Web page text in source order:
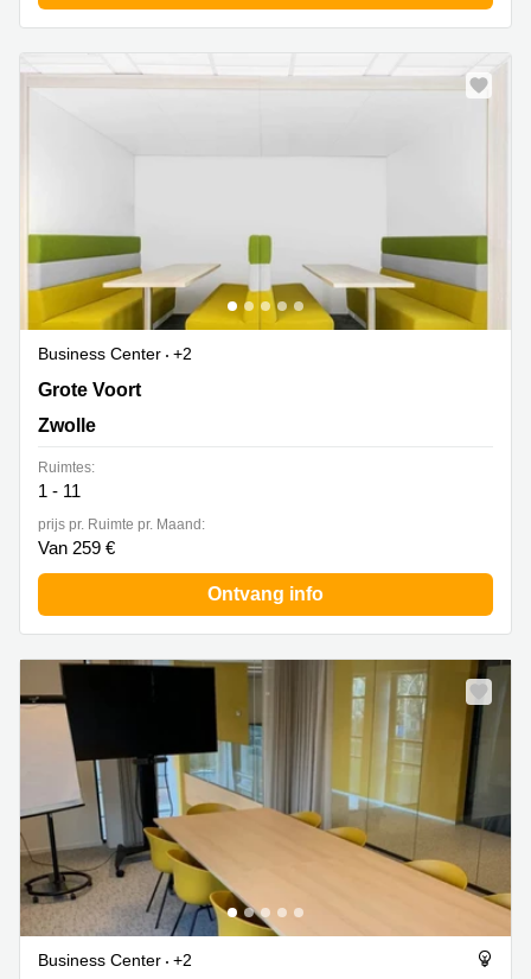
Business Center
+2
Grote Voort 293-A, Zwolle
Grote Voort
Zwolle
Ruimtes:
1 - 11
prijs pr. Ruimte pr. Maand:
Van 259 €
Ontvang info
Business Center +2